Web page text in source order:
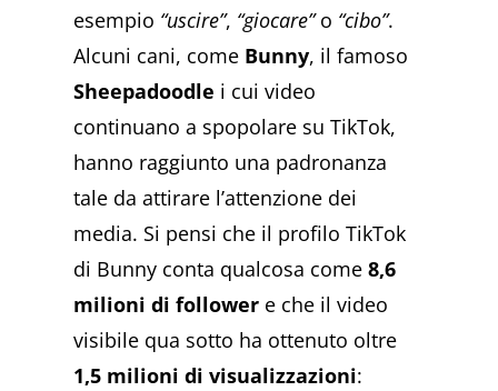
esempio “uscire”, “giocare”o “cibo”.
Alcuni cani, come Bunny, il famoso
Sheepadoodle i cui video
continuano a spopolare su TikTok,
hanno raggiunto una padronanza
tale da attirare l’attenzione dei
media. Si pensi che il profilo TikTok
di Bunny conta qualcosa come8,6
milioni di follower e che il video
visibile qua sotto ha ottenuto oltre
1,5 milioni di visualizzazioni: